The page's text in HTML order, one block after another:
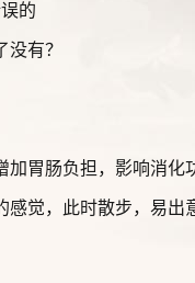
的
没有？
胃肠负担，影响消化
觉，此时散步，易出